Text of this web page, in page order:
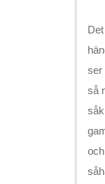
ser
så